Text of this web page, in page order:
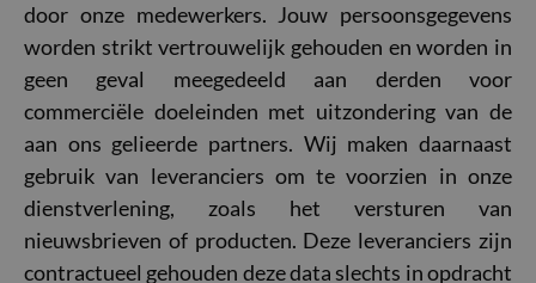
door onze medewerkers. Jouw persoonsgegevens
worden strikt vertrouwelijk gehouden en worden in
geen geval meegedeeld aan derden voor
commerciële doeleinden met uitzondering van de
aan ons gelieerde partners. Wij maken daarnaast
gebruik van leveranciers om te voorzien in onze
dienstverlening, zoals het versturen van
nieuwsbrieven of producten. Deze leveranciers zijn
contractueel gehouden deze data slechts in opdracht